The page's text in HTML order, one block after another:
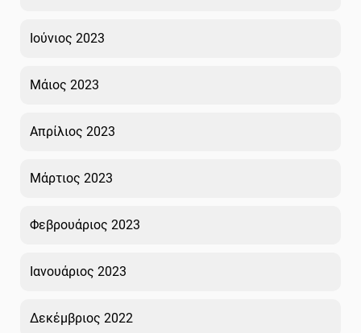
Ιούνιος 2023
Μάιος 2023
Απρίλιος 2023
Μάρτιος 2023
Φεβρουάριος 2023
Ιανουάριος 2023
Δεκέμβριος 2022